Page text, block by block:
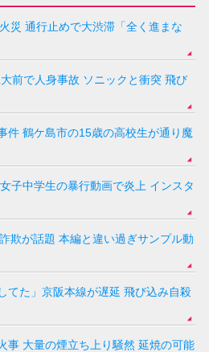
災 通行止めで大渋滞「全く進まな
前で人身事故 ソニックと衝突 飛び
件 鶴ケ島市の15歳の高校生が通り魔
子中学生の暴行動画で炎上 インスタ
欺が話題 本編と違い過ぎサンプル動
てた」京阪本線が遅延 飛び込み自殺
事 大量の煙立ち上り騒然 延焼の可能